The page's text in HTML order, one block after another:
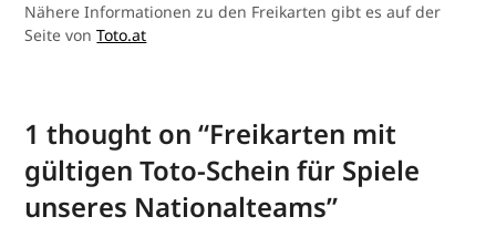
Nähere Informationen zu den Freikarten gibt es auf der
Seite vonToto.at
1 thought on “Freikarten mit
gültigen Toto-Schein für Spiele
unseres Nationalteams”